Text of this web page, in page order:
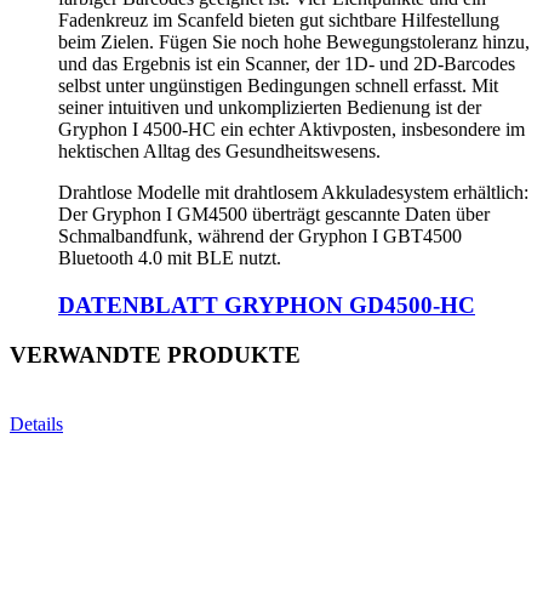
Fadenkreuz im Scanfeld bieten gut sichtbare Hilfestellung
beim Zielen. Fügen Sie noch hohe Bewegungstoleranz hinzu,
und das Ergebnis ist ein Scanner, der 1D- und 2D-Barcodes
selbst unter ungünstigen Bedingungen schnell erfasst. Mit
seiner intuitiven und unkomplizierten Bedienung ist der
Gryphon I 4500-HC ein echter Aktivposten, insbesondere im
hektischen Alltag des Gesundheitswesens.
Drahtlose Modelle mit drahtlosem Akkuladesystem erhältlich:
Der Gryphon I GM4500 überträgt gescannte Daten über
Schmalbandfunk, während der Gryphon I GBT4500
Bluetooth 4.0 mit BLE nutzt.
DATENBLATT GRYPHON GD4500-HC
VERWANDTE PRODUKTE
Details